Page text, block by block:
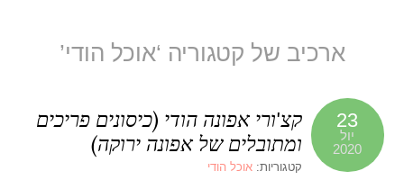
ארכיב של קטגוריה ‘אוכל הודי’
23
יול
2020
קצ'ורי אפונה הודי (כיסונים פריכים
ומתובלים של אפונה ירוקה)
קטגוריות:אוכל הודי